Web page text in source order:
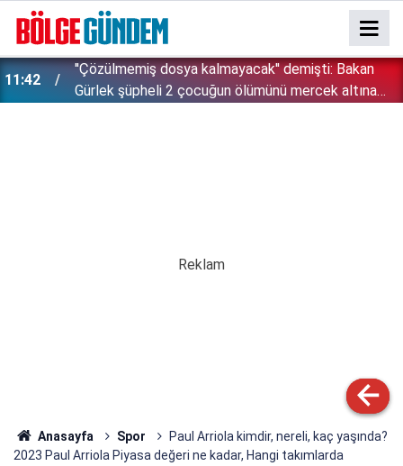
11:42
''Çözülmemiş dosya kalmayacak'' demişti: Bakan
Gürlek şüpheli 2 çocuğun ölümünü mercek altına
Anasayfa Spor
Paul Arriola kimdir, nereli, kaç yaşında?
2023 Paul Arriola Piyasa değeri ne kadar, Hangi takımlarda